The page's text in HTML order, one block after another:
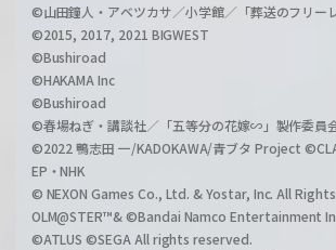
©山田鐘人・アベツカサ／小学館／「葬送のフリー
©2015, 2017, 2021 BIGWEST
©Bushiroad
©HAKAMA Inc
©Bushiroad
©春場ねぎ・講談社／「五等分の花嫁∽」製作委員
©2022 鴨志田 一/KADOKAWA/青ブタ Project
EP・NHK
© NEXON Games Co., Ltd. & Yostar, Inc. All
OLM@STER™& ©Bandai Namco Entertainment
©ATLUS ©SEGA All rights reserved.